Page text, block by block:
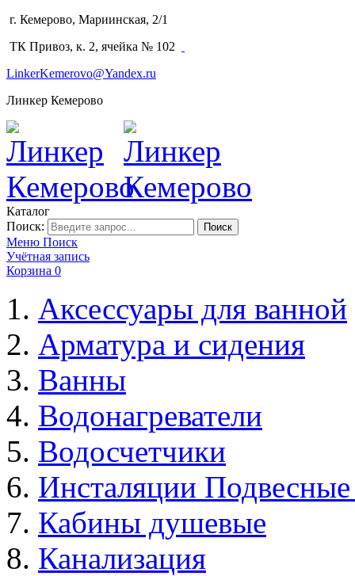
г. Кемерово, Мариинская, 2/1
ТК Привоз, к. 2, ячейка № 102
LinkerKemerovo@Yandex.ru
Линкер Кемерово
Каталог
Поиск:
Поиск
Меню Поиск
Учётная запись
Корзина 0
Аксессуары для ванной
Арматура и сидения
Ванны
Водонагреватели
Водосчетчики
Инсталяции
Кабины душевые
Канализация